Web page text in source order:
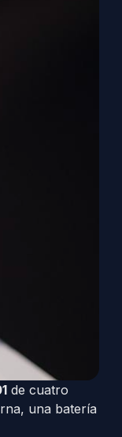
de cuatro
una batería